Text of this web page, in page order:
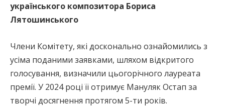
українського композитора Бориса
Лятошинського
Члени Комітету, які досконально ознайомились з
усіма поданими заявками, шляхом відкритого
голосування, визначили цьогорічного лауреата
премії. У 2024 році її отримує Мануляк Остап за
творчі досягнення протягом 5-ти років.